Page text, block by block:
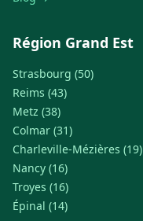
Région Grand Est
Strasbourg (50)
Reims (43)
Metz (38)
Colmar (31)
Charleville-Mézières (19)
Nancy (16)
Troyes (16)
Épinal (14)